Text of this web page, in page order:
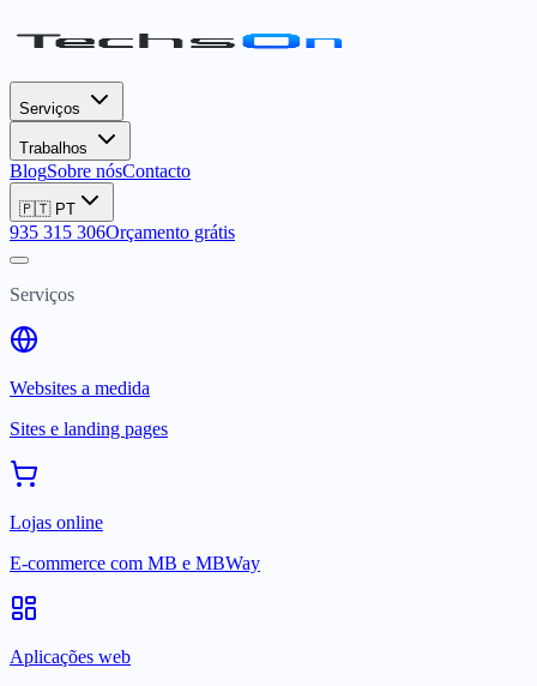
Serviços
Trabalhos
BlogSobre nósContacto
🇵🇹 PT
935 315 306Orçamento grátis
Serviços
Websites a medida
Sites e landing pages
Lojas online
E-commerce com MB e MBWay
Aplicações web